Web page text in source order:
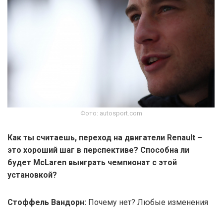
Фото: autosport.com
Как ты считаешь, переход на двигатели Renault –
это хороший шаг в перспективе? Способна ли
будет McLaren выиграть чемпионат с этой
установкой?
Стоффель Вандорн: Почему нет? Любые изменения